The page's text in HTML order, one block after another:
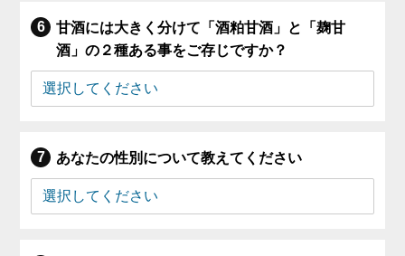
甘酒には大きく分けて「酒粕甘酒」と「麹甘
酒」の２種ある事をご存じですか？
あなたの性別について教えてください